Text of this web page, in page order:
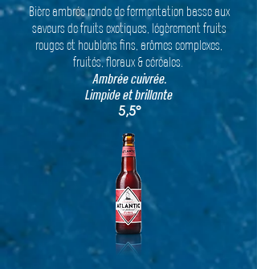
Bière ambrée ronde de fermentation basse aux
saveurs de fruits exotiques, légèrement fruits
rouges et houblons fins, arômes complexes,
fruités, floraux & céréales.
Ambrée cuivrée.
Limpide et brillante
5,5°